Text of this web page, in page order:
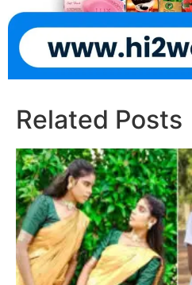
Related Posts